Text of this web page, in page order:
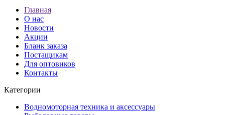
Главная
О нас
Новости
Акции
Бланк заказа
Постащикам
Для оптовиков
Контакты
Категории
Водномоторная техника и аксессуары